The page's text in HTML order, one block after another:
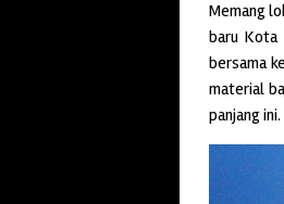
Memang
baru Kota
bersama
material
panjang ini.